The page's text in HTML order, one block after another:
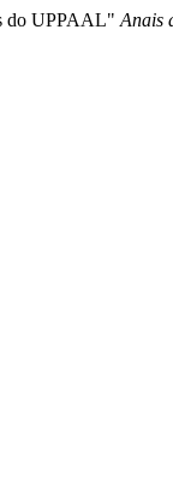
do UPPAAL" Anais